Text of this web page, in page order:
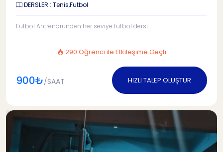
DERSLER : Tenis,Futbol
Futbol Antrenöründen her seviye futbol dersi
290 Öğrenci ile Etkileşime Geçti
900₺/SAAT HIZLI TALEP OLUŞTUR